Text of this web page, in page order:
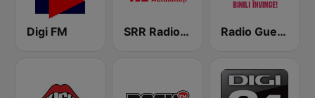
Digi FM SRR Radio România Actualităţi Radio Guerrilla